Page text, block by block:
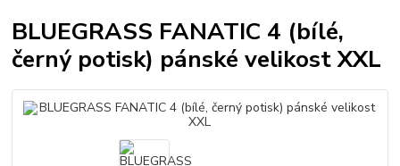
BLUEGRASS FANATIC 4 (bílé,
černý potisk) pánské velikost XXL